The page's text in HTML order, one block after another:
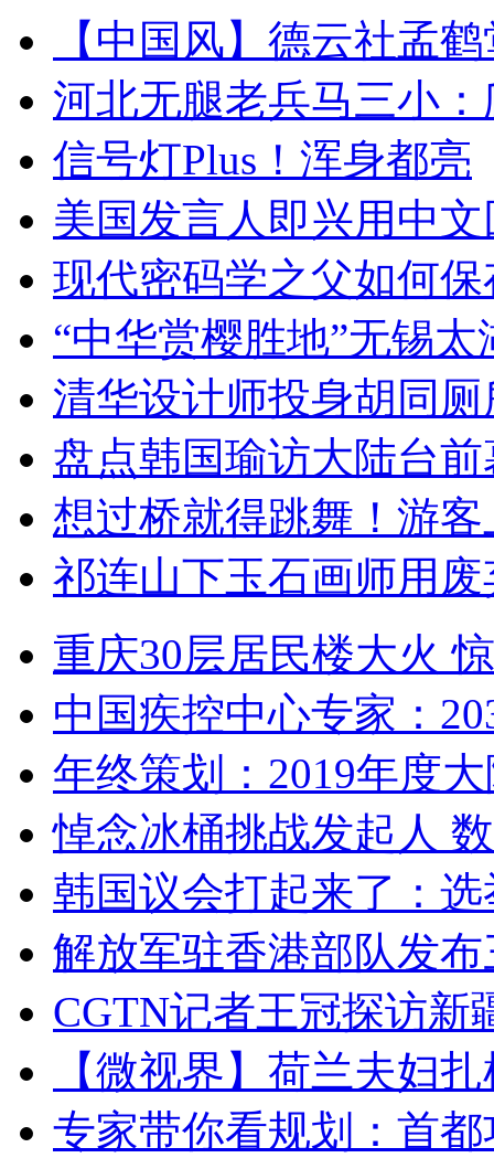
【中国风】德云社孟
河北无腿老兵马三小
信号灯Plus！浑身都亮
美国发言人即兴用中
现代密码学之父如何
“中华赏樱胜地”无锡
清华设计师投身胡同
盘点韩国瑜访大陆台
想过桥就得跳舞！游客
祁连山下玉石画师用
重庆30层居民楼大火
中国疾控中心专家：
年终策划：2019年度
悼念冰桶挑战发起人
韩国议会打起来了：
解放军驻香港部队发
CGTN记者王冠探访新
【微视界】荷兰夫妇
专家带你看规划：首